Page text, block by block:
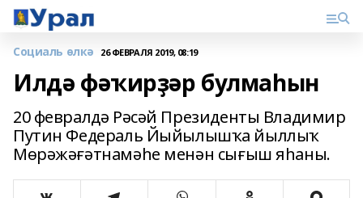
Социаль өлкә 26 ФЕВРАЛЯ 2019, 08:19
Илдә фәҡирҙәр булмаһын
20 февралдә Рәсәй Президенты Владимир
Путин Федераль Йыйылышҡа йыллыҡ
Мөрәжәғәтнамәһе менән сығыш яһаны.